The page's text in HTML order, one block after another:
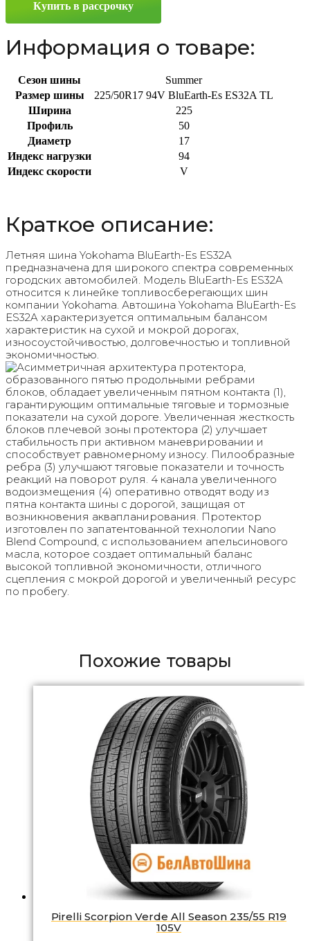
94V
Купить в рассрочку
Информация о товаре:
Сезон шины
Summer
Размер шины
225/50R17 94V BluEarth-Es ES32A TL
Ширина
225
Профиль
50
Диаметр
17
Индекс нагрузки
94
Индекс скорости
V
Краткое описание:
Летняя шина Yokohama BluEarth-Es ES32A
предназначена для широкого спектра современных
городских автомобилей. Модель BluEarth-Es ES32A
относится к линейке топливосберегающих шин
компании Yokohama. Автошина Yokohama BluEarth-Es
ES32A характеризуется оптимальным балансом
характеристик на сухой и мокрой дорогах,
износоустойчивостью, долговечностью и топливной
экономичностью.
Асимметричная архитектура протектора,
образованного пятью продольными ребрами
блоков, обладает увеличенным пятном контакта (1),
гарантирующим оптимальные тяговые и тормозные
показатели на сухой дороге. Увеличенная жесткость
блоков плечевой зоны протектора (2) улучшает
стабильность при активном маневрировании и
способствует равномерному износу. Пилообразные
ребра (3) улучшают тяговые показатели и точность
реакций на поворот руля. 4 канала увеличенного
водоизмещения (4) оперативно отводят воду из
пятна контакта шины с дорогой, защищая от
возникновения аквапланирования. Протектор
изготовлен по запатентованной технологии Nano
Blend Compound, с использованием апельсинового
масла, которое создает оптимальный баланс
высокой топливной экономичности, отличного
сцепления с мокрой дорогой и увеличенный ресурс
по пробегу.
Похожие товары
Pirelli Scorpion Verde All Season 235/55 R19
105V